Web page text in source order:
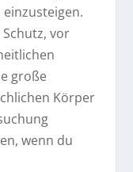
vor
große
Körper
wenn du